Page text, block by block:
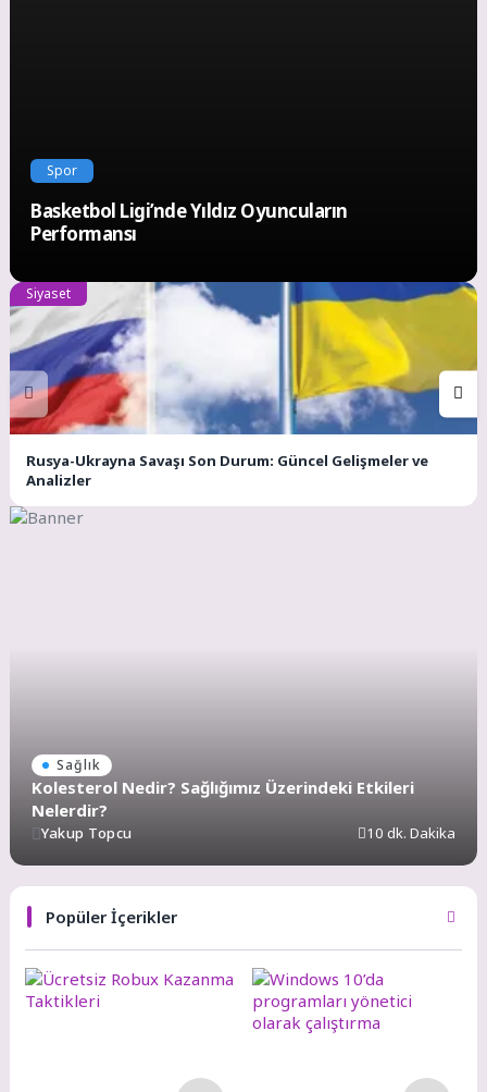
Spor
Basketbol Ligi’nde Yıldız Oyuncuların
Performansı
Siyaset
Rusya-Ukrayna Savaşı Son Durum: Güncel Gelişmeler ve
Analizler
Sağlık
Kolesterol Nedir? Sağlığımız Üzerindeki Etkileri
Nelerdir?
Yakup Topcu 10 dk. Dakika
Popüler İçerikler